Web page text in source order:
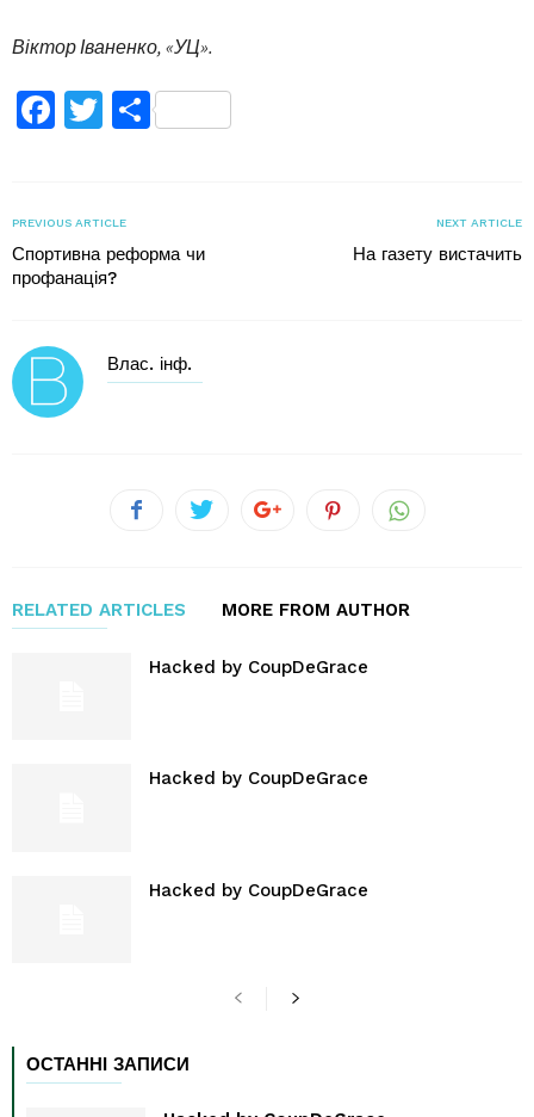
Віктор Іваненко, «УЦ».
Facebook
TwitterПоділитися
PREVIOUS ARTICLE
Спортивна реформа чи
профанація?
NEXT ARTICLE
На газету вистачить
Влас. інф.
RELATED ARTICLES MORE FROM AUTHOR
Hacked by CoupDeGrace
Hacked by CoupDeGrace
Hacked by CoupDeGrace
ОСТАННІ ЗАПИСИ